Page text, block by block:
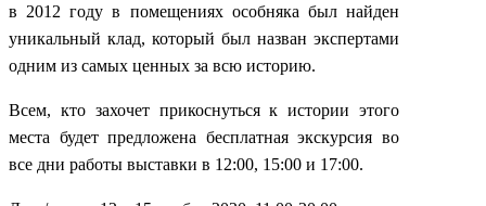
в 2012 году в помещениях особняка был найден
уникальный клад, который был назван экспертами
одним из самых ценных за всю историю.
Всем, кто захочет прикоснуться к истории этого
места будет предложена бесплатная экскурсия во
все дни работы выставки в 12:00, 15:00 и 17:00.